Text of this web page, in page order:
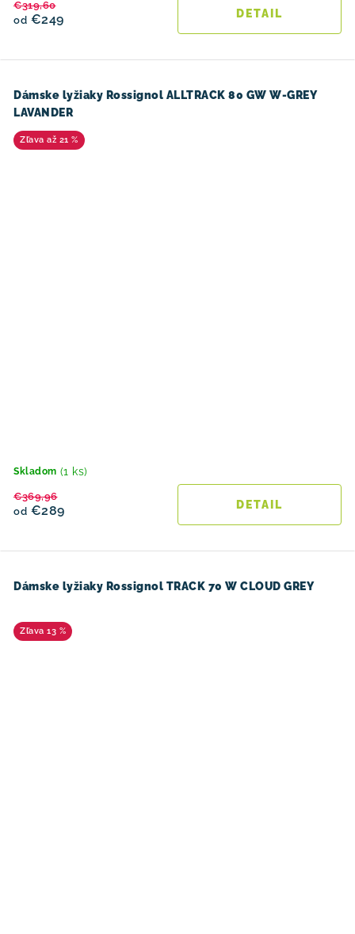
od €249
€319,60
DETAIL
Dámske lyžiaky Rossignol ALLTRACK 80 GW W-GREY
LAVANDER
až 21 %
Skladom (1 ks)
od €289
€369,96
DETAIL
Dámske lyžiaky Rossignol TRACK 70 W CLOUD GREY
13 %